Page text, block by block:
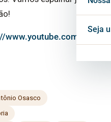
Seja
www.youtube.com/watch?
Osasco